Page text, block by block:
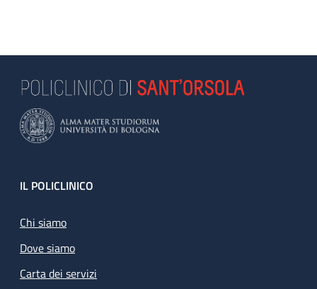
Footer
IL POLICLINICO
Chi siamo
Dove siamo
Carta dei servizi